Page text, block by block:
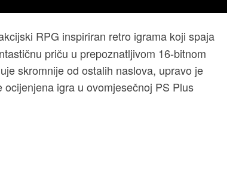
RPG inspiriran retro igrama koji spaja
priču u prepoznatljivom 16-bitnom
skromnije od ostalih naslova, upravo je
igra u ovomjesečnoj PS Plus